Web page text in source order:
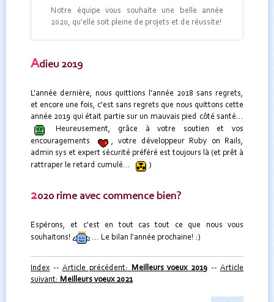
Notre équipe vous souhaite une belle année
2020, qu'elle soit pleine de projets et de réussite!
Adieu 2019
L'année dernière, nous quittions l'année 2018 sans regrets,
et encore une fois, c'est sans regrets que nous quittons cette
année 2019 qui était partie sur un mauvais pied côté santé...
Heureusement, grâce à votre soutien et vos
encouragements
, votre développeur Ruby on Rails,
admin sys et expert sécurité préféré est toujours là (et prêt à
rattraper le retard cumulé...
)
2020 rime avec commence bien?
Espérons, et c'est en tout cas tout ce que nous vous
souhaitons!
... Le bilan l'année prochaine! :)
Index -- Article précédent: Meilleurs voeux 2019 -- Article
suivant: Meilleurs voeux 2021